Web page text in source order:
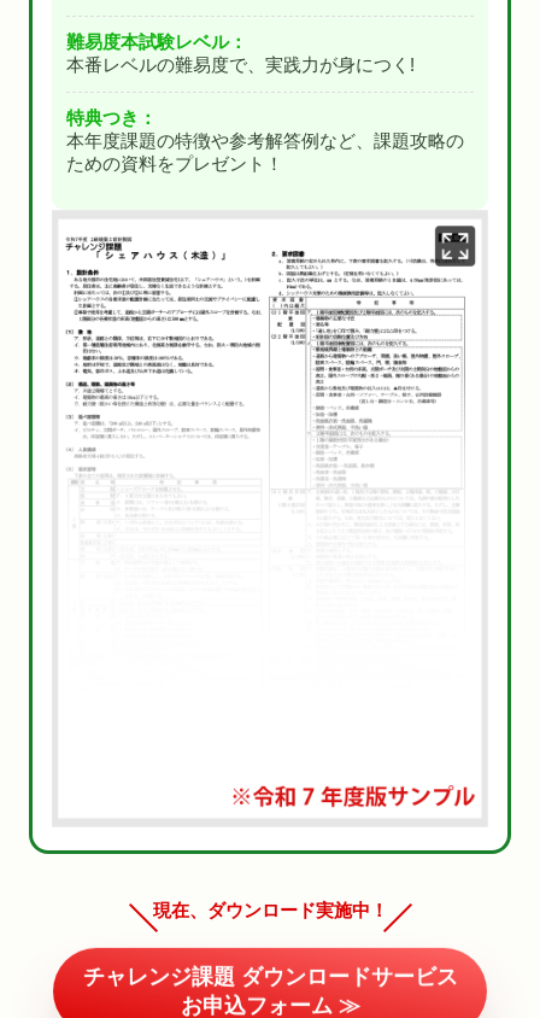
難易度本試験レベル：
本番レベルの難易度で、実践力が身につく!
特典つき：
本年度課題の特徴や参考解答例など、課題攻略の
ための資料をプレゼント！
現在、ダウンロード実施中！
チャレンジ課題 ダウンロードサービス
お申込フォーム ≫